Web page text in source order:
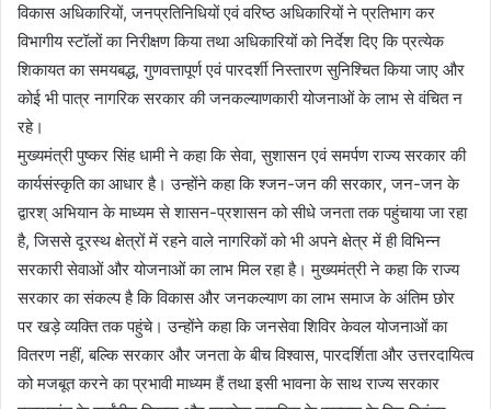
विकास अधिकारियों, जनप्रतिनिधियों एवं वरिष्ठ अधिकारियों ने प्रतिभाग कर
विभागीय स्टॉलों का निरीक्षण किया तथा अधिकारियों को निर्देश दिए कि प्रत्येक
शिकायत का समयबद्ध, गुणवत्तापूर्ण एवं पारदर्शी निस्तारण सुनिश्चित किया जाए और
कोई भी पात्र नागरिक सरकार की जनकल्याणकारी योजनाओं के लाभ से वंचित न
रहे।
मुख्यमंत्री पुष्कर सिंह धामी ने कहा कि सेवा, सुशासन एवं समर्पण राज्य सरकार की
कार्यसंस्कृति का आधार है। उन्होंने कहा कि श्जन-जन की सरकार, जन-जन के
द्वारश् अभियान के माध्यम से शासन-प्रशासन को सीधे जनता तक पहुंचाया जा रहा
है, जिससे दूरस्थ क्षेत्रों में रहने वाले नागरिकों को भी अपने क्षेत्र में ही विभिन्न
सरकारी सेवाओं और योजनाओं का लाभ मिल रहा है। मुख्यमंत्री ने कहा कि राज्य
सरकार का संकल्प है कि विकास और जनकल्याण का लाभ समाज के अंतिम छोर
पर खड़े व्यक्ति तक पहुंचे। उन्होंने कहा कि जनसेवा शिविर केवल योजनाओं का
वितरण नहीं, बल्कि सरकार और जनता के बीच विश्वास, पारदर्शिता और उत्तरदायित्व
को मजबूत करने का प्रभावी माध्यम हैं तथा इसी भावना के साथ राज्य सरकार